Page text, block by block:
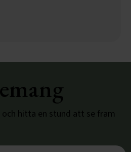
och hitta en stund att se fram